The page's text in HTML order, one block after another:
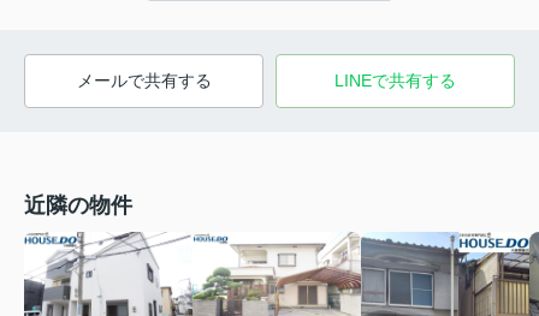
メールで共有する LINEで共有する
近隣の物件